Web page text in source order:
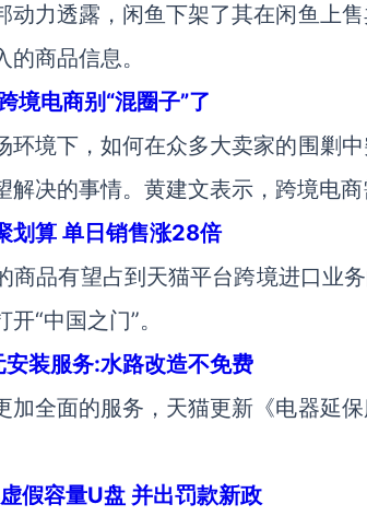
动力透露，闲鱼下架了其在闲鱼上
商品信息。
境电商别“混圈子”了
环境下，如何在众多大卖家的围剿
解决的事情。黄建文表示，跨境电
划算 单日销售涨28倍
商品有望占到天猫平台跨境进口业
“中国之门”。
装服务:水路改造不免费
加全面的服务，天猫更新《电器延
假容量U盘 并出罚款新政